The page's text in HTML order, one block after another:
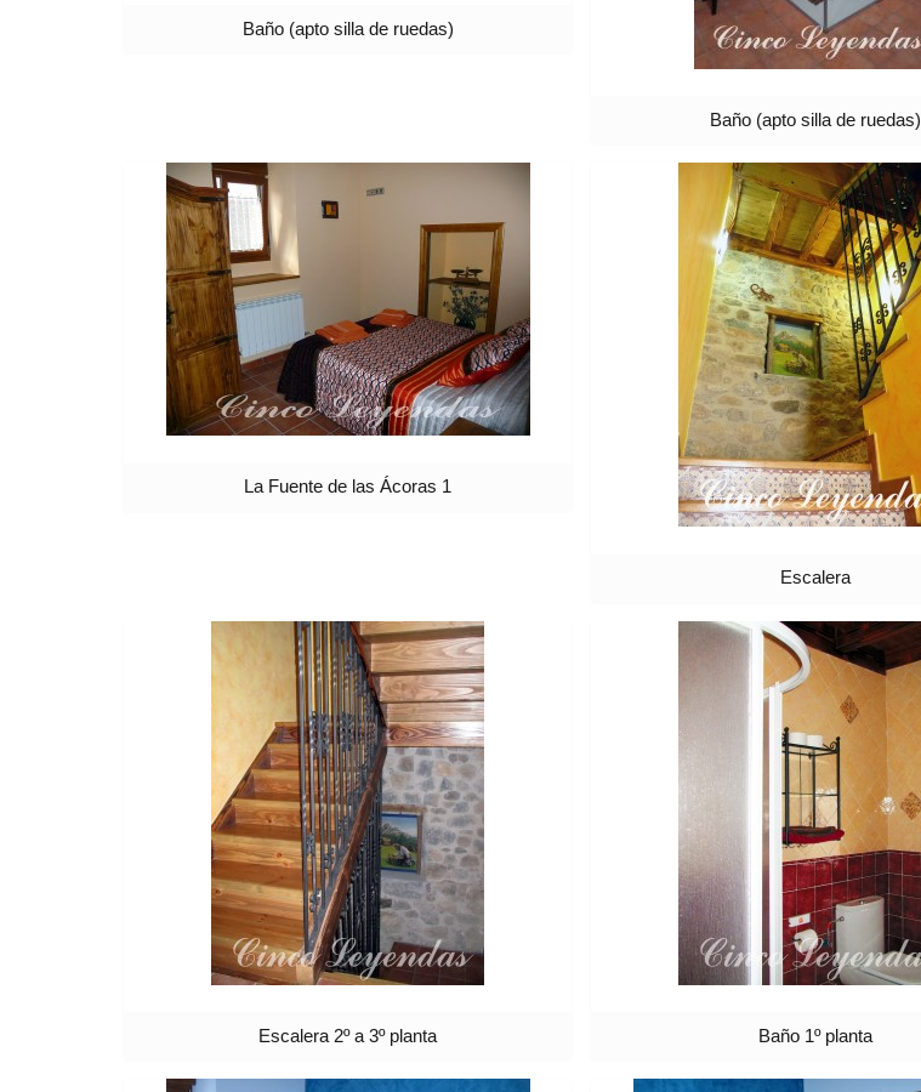
Baño (apto silla de ruedas)
Baño (apto silla de ruedas)
La Fuente de las Ácoras 1
Escalera
Escalera 2º a 3º planta Baño 1º planta